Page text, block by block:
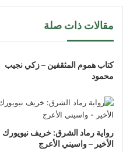
مقالات ذات صلة
كتاب هموم المثقفين – زكي نجيب
محمود
رواية رماد الشرق: خريف نيويورك
الأخير – واسيني الأعرج